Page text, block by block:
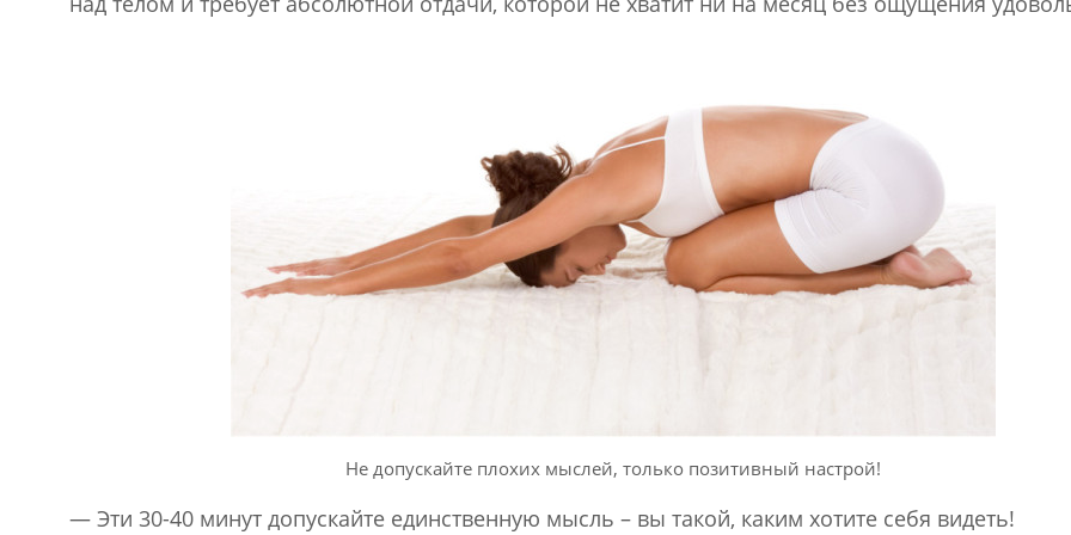
Не допускайте плохих мыслей, только позитивный настрой!
— Эти 30-40 минут допускайте единственную мысль – вы такой, каким хотите себя видеть!